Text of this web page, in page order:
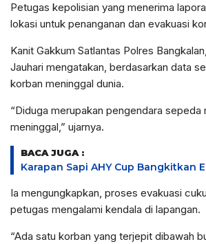
Petugas kepolisian yang menerima
lokasi untuk penanganan dan evakuasi
Kanit Gakkum Satlantas Polres
Jauhari mengatakan, berdasarkan data
korban meninggal dunia.
“Diduga merupakan pengendara sepeda
meninggal,” ujarnya.
BACA JUGA :
Karapan Sapi AHY Cup Bangkitkan
Ia mengungkapkan, proses evakuasi
petugas mengalami kendala di lapangan.
“Ada satu korban yang terjepit dibawah